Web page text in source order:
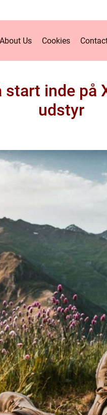
About Us Cookies
start inde på
udstyr